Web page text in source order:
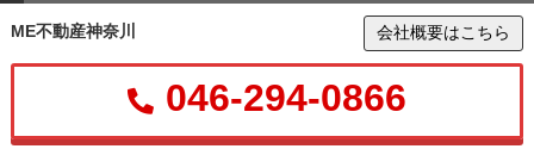
ME不動産神奈川 会社概要はこちら
046-294-0866